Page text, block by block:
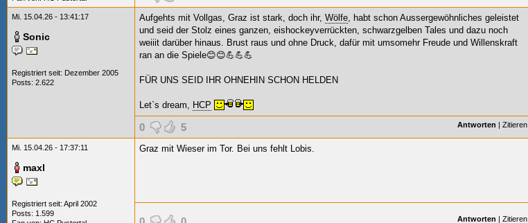
Mi. 15.04.26 - 13:41:17
Sonic
Registriert seit: Dezember 2005
Posts: 2.622
Aufgehts mit Vollgas, Graz ist stark, doch ihr, Wölfe, habt schon Aussergewöhnliches geleistet
und seid der Stolz eines ganzen, eishockeyverrückten, schwarzgelben Tales und dazu noch
weiiit darüber hinaus. Brust raus und ohne Druck, dafür mit umsomehr Freude und Willenskraft
ran an die Spiele😊😊💪💪💪
FÜR UNS SEID IHR OHNEHIN SCHON HELDEN
Let`s dream, HCP
0 5 Antworten | Zitieren
Mi. 15.04.26 - 17:37:11
maxl
Registriert seit: April 2002
Posts: 1.599
Graz mit Wieser im Tor. Bei uns fehlt Lobis.
Antworten | Zitieren